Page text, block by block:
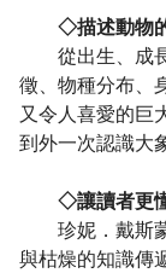
◇描述動物的
從出生、成長
徵、物種分布、
又令人喜愛的巨
到外一次認識大
◇讓讀者更懂
珍妮．戴斯蒙
與枯燥的知識傳